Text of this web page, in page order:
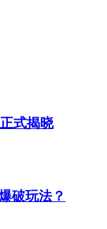
式揭晓
破玩法？